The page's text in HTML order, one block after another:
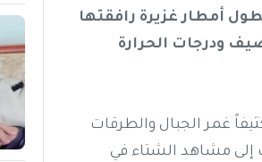
أمطار غزيرة رافقتها
ودرجات الحرارة
غمر الجبال والطرقات
إلى مشاهد الشتاء في